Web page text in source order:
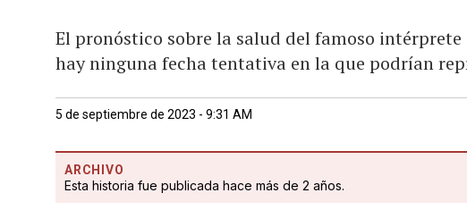
El pronóstico sobre la salud del famoso
hay ninguna fecha tentativa en la que podrían
5 de septiembre de 2023 - 9:31 AM
ARCHIVO
Esta historia fue publicada hace más de 2 años.